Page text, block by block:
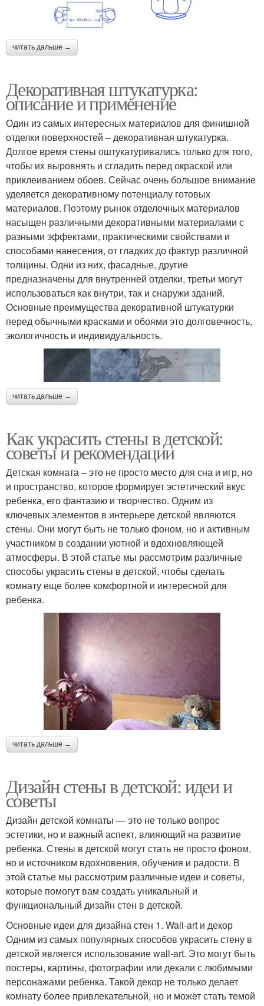
читать дальше →
Декоративная штукатурка:
описание и применение
Один из самых интересных материалов для финишной
отделки поверхностей – декоративная штукатурка.
Долгое время стены оштукатуривались только для того,
чтобы их выровнять и сгладить перед окраской или
приклеиванием обоев. Сейчас очень большое внимание
уделяется декоративному потенциалу готовых
материалов. Поэтому рынок отделочных материалов
насыщен различными декоративными материалами с
разными эффектами, практическими свойствами и
способами нанесения, от гладких до фактур различной
толщины. Одни из них, фасадные, другие
предназначены для внутренней отделки, третьи могут
использоваться как внутри, так и снаружи зданий.
Основные преимущества декоративной штукатурки
перед обычными красками и обоями это долговечность,
экологичность и индивидуальность.
читать дальше →
Как украсить стены в детской:
советы и рекомендации
Детская комната – это не просто место для сна и игр, но
и пространство, которое формирует эстетический вкус
ребенка, его фантазию и творчество. Одним из
ключевых элементов в интерьере детской являются
стены. Они могут быть не только фоном, но и активным
участником в создании уютной и вдохновляющей
атмосферы. В этой статье мы рассмотрим различные
способы украсить стены в детской, чтобы сделать
комнату еще более комфортной и интересной для
ребенка.
читать дальше →
Дизайн стены в детской: идеи и
советы
Дизайн детской комнаты — это не только вопрос
эстетики, но и важный аспект, влияющий на развитие
ребенка. Стены в детской могут стать не просто фоном,
но и источником вдохновения, обучения и радости. В
этой статье мы рассмотрим различные идеи и советы,
которые помогут вам создать уникальный и
функциональный дизайн стен в детской.
Основные идеи для дизайна стен 1. Wall-art и декор
Одним из самых популярных способов украсить стену в
детской является использование wall-art. Это могут быть
постеры, картины, фотографии или декали с любимыми
персонажами ребенка. Такой декор не только делает
комнату более привлекательной, но и может стать темой